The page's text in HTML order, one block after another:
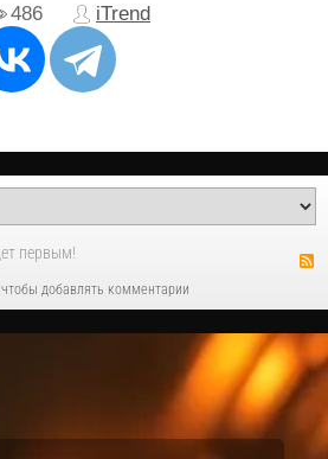
486
iTrend
первым!
чтобы добавлять комментарии